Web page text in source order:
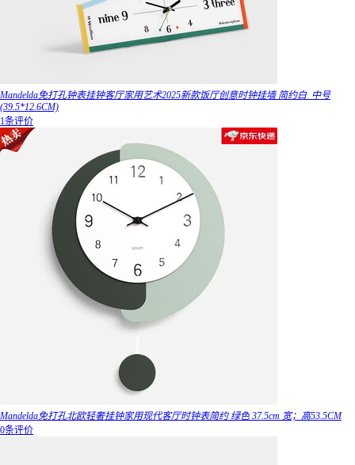
Mandelda免打孔钟表挂钟客厅家用艺术2025新款饭厅创意时钟挂墙 简约白_中号
(39.5*12.6CM)
1条评价
Mandelda免打孔北欧轻奢挂钟家用现代客厅时钟表简约 绿色 37.5cm 宽；高53.5CM
0条评价